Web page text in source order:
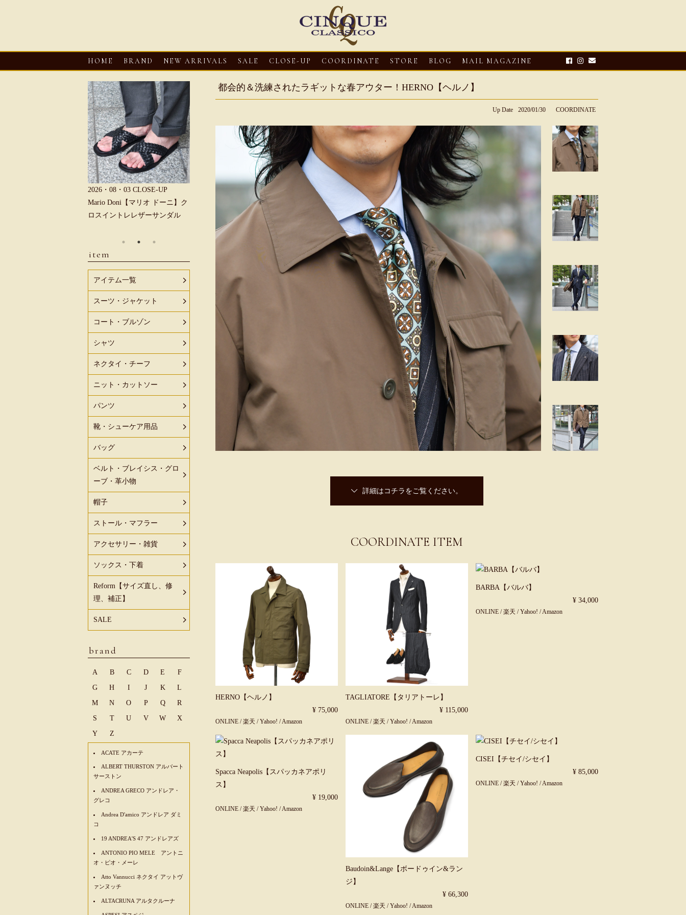
HOME BRAND NEW ARRIVALS SALE CLOSE-UP COORDINATE STORE BLOG MAIL MAGAZINE
都会的＆洗練されたラギットな春アウター！HERNO【ヘルノ】
Up Date 2020/01/30 COORDINATE
詳細はコチラをご覧ください。
COORDINATE ITEM
HERNO【ヘルノ】
¥ 75,000
ONLINE /楽天 /Yahoo! /Amazon
TAGLIATORE【タリアトーレ】
¥ 115,000
ONLINE /楽天 /Yahoo! /Amazon
BARBA【バルバ】
¥ 34,000
ONLINE /楽天 /Yahoo! /Amazon
Spacca Neapolis【スパッカネアポリ
ス】
¥ 19,000
ONLINE /楽天 /Yahoo! /Amazon
Baudoin&Lange【ボードゥイン&ラン
ジ】
¥ 66,300
ONLINE /楽天 /Yahoo! /Amazon
CISEI【チセイ/シセイ】
¥ 85,000
ONLINE /楽天 /Yahoo! /Amazon
2026・08・03 CLOSE-UP
Mario Doni【マリオ ドーニ】ク
ロスイントレレザーサンダル
CLOSE-UP
Mario Doni【マリオ ドーニ】オ
ープントゥミュール レザーサン
2026・08・03
CLOSE-UP
HEREU【へリュー】フィッシ
ャーマンサンダル
2026・08・03 CLOSE-UP
Mario Doni【マリオ ドーニ】ク
ロスイントレレザーサンダル
2026・08・03
Mario Doni【マリオ ドーニ】オ
ープントゥミュール レザーサン
item
アイテム一覧
スーツ・ジャケット
コート・ブルゾン
シャツ
ネクタイ・チーフ
ニット・カットソー
パンツ
靴・シューケア用品
バッグ
ベルト・ブレイシス・グロ
ーブ・革小物
帽子
ストール・マフラー
アクセサリー・雑貨
ソックス・下着
Reform【サイズ直し、修
理、補正】
SALE
brand
A B C D E
F
G
H I J K
L
M
N O P Q
R
S
T U V W
X
Y
Z
ACATE アカーテ
ALBERT THURSTON アルバート
サーストン
ANDREA GRECO アンドレア・
グレコ
Andrea D'amico アンドレア ダミ
コ
19 ANDREA'S 47 アンドレアズ
ANTONIO PIO MELE アントニ
オ・ピオ・メーレ
Atto Vannucci ネクタイ アットヴ
ァンヌッチ
ALTACRUNA アルタクルーナ